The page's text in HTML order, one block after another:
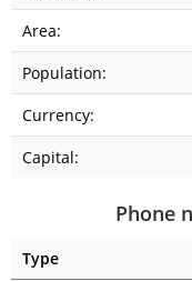
Area:
Population:
Currency:
Capital:
Phone
Type